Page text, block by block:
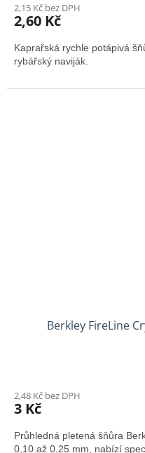
2,15 Kč bez DPH
2,60 Kč
Kaprařská rychle potápivá
rybářský naviják.
Berkley FireLine
2,48 Kč bez DPH
3 Kč
Průhledná pletená šňůra
0,10 až 0,25 mm, nabízí